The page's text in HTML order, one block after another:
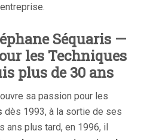
Séquaris —
les Techniques
plus de 30 ans
sa passion pour les
dès 1993, à la sortie de ses
ans plus tard, en 1996, il